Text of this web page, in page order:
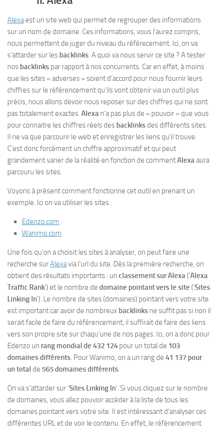
Alexaest un site web qui permet de regrouper des informations
sur un nom de domaine. Ces informations, vous l’aurez compris,
nous permettent de juger du niveau du référecement. Ici, on va
s’attarder sur les backlinks. A quoi va nous servir ce site ? A tester
nos backlinks par rapport à nos concurrents. Car en effet, à moins
que les sites « adverses » soient d’accord pour nous fournir leurs
chiffres sur le référencement qu’ils vont obtenir via un outil plus
précis, nous allons devoir nous reposer sur des chiffres qui ne sont
pas totalement exactes. Alexa n’a pas plus de « pouvoir » que vous
pour connaitre les chiffres réels des backlinksdes différents sites.
Il ne va que parcourir le web et enregistrer les liens qu’il trouve.
C’est donc forcément un chiffre approximatif et qui peut
grandement varier de la réalité en fonction de commentAlexaaura
parcouru les sites.
Voyons à présent comment fonctionne cet outil en prenant un
exemple. Ici on va utiliser les sites :
Edenzo.com
Wanimo.com
Une fois qu’on a choisit les sites à analyser, on peut faire une
recherche surAlexavia l’url du site. Dès la première recherche, on
obtient des résultats importants : un classement sur Alexa(‘Alexa
Traffic Rank‘) et le nombre de domaine pointant vers le site (‘Sites
Linking In‘). Le nombre de sites (domaines) pointant vers votre site
est important car avoir de nombreux backlinks ne suffit pas si non il
serait facile de faire du référencement, il suffirait de faire des liens
vers son propre site sur chaqu’une de nos pages. Ici, on a donc pour
Edenzo un rang mondial de 432 124 pour un total de 103
domaines différents. Pour Wanimo, on a un rang de 41 137 pour
un total de 565 domaines différents.
On va s’attarder sur ‘Sites Linking In‘. Si vous cliquez sur le nombre
de domaines, vous allez pouvoir accéder à la liste de tous les
domaines pointant vers votre site. Il est intéressant d’analyser ces
différentes URL et de voir le contenu. En effet, le référencement